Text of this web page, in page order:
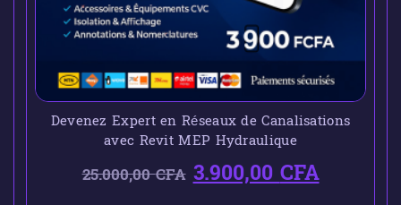
Devenez Expert en Réseaux de Canalisations
avec Revit MEP Hydraulique
25.000,00CFA 3.900,00CFA